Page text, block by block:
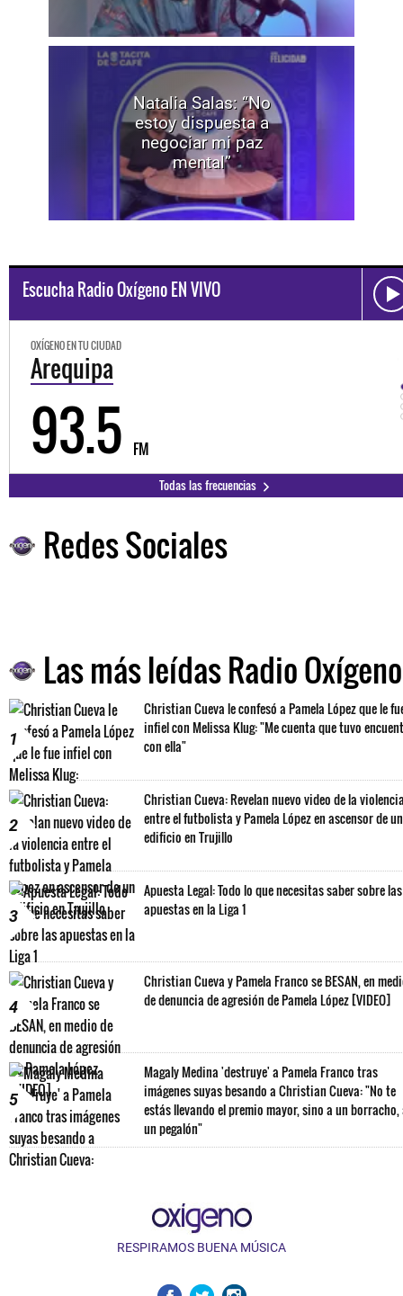
Natalia Salas: “No
estoy dispuesta a
negociar mi paz
mental”
Escucha Radio Oxígeno EN VIVO
OXÍGENO EN TU CIUDAD
Arequipa
93.5 FM
Todas las frecuencias
Redes Sociales
Las más leídas Radio Oxígeno
1
Christian Cueva le confesó a Pamela López que le
infiel con Melissa Klug: "Me cuenta que tuvo
con ella"
2
Christian Cueva: Revelan nuevo video de la
entre el futbolista y Pamela López en ascensor de un
edificio en Trujillo
3
Apuesta Legal: Todo lo que necesitas saber sobre las
apuestas en la Liga 1
4
Christian Cueva y Pamela Franco se BESAN, en
de denuncia de agresión de Pamela López [VIDEO]
5
Magaly Medina 'destruye' a Pamela Franco tras
imágenes suyas besando a Christian Cueva: "No te
estás llevando el premio mayor, sino a un borracho,
un pegalón"
RESPIRAMOS BUENA MÚSICA